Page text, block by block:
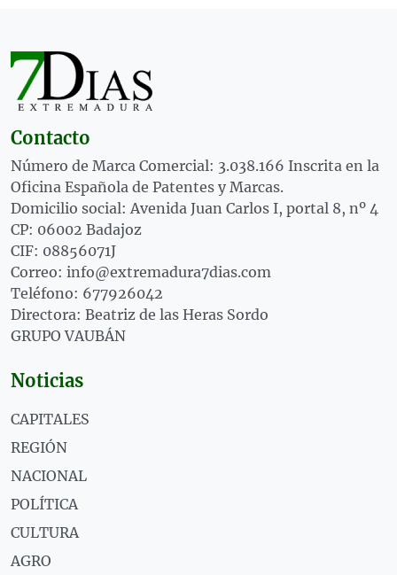
Contacto
Número de Marca Comercial: 3.038.166 Inscrita en la
Oficina Española de Patentes y Marcas.
Domicilio social: Avenida Juan Carlos I, portal 8, nº 4
CP: 06002 Badajoz
CIF: 08856071J
Correo: info@extremadura7dias.com
Teléfono: 677926042
Directora: Beatriz de las Heras Sordo
GRUPO VAUBÁN
Noticias
CAPITALES
REGIÓN
NACIONAL
POLÍTICA
CULTURA
AGRO